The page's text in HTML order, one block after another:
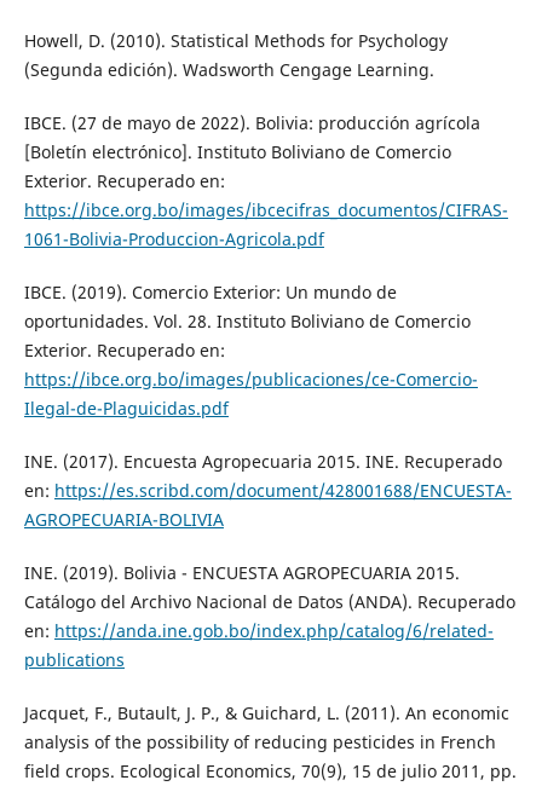
Howell, D. (2010). Statistical Methods for Psychology
(Segunda edición). Wadsworth Cengage Learning.
IBCE. (27 de mayo de 2022). Bolivia: producción agrícola
[Boletín electrónico]. Instituto Boliviano de Comercio
Exterior. Recuperado en:
https://ibce.org.bo/images/ibcecifras_documentos/CIFRAS-
1061-Bolivia-Produccion-Agricola.pdf
IBCE. (2019). Comercio Exterior: Un mundo de
oportunidades. Vol. 28. Instituto Boliviano de Comercio
Exterior. Recuperado en:
https://ibce.org.bo/images/publicaciones/ce-Comercio-
Ilegal-de-Plaguicidas.pdf
INE. (2017). Encuesta Agropecuaria 2015. INE. Recuperado
en: https://es.scribd.com/document/428001688/ENCUESTA-
AGROPECUARIA-BOLIVIA
INE. (2019). Bolivia - ENCUESTA AGROPECUARIA 2015.
Catálogo del Archivo Nacional de Datos (ANDA). Recuperado
en: https://anda.ine.gob.bo/index.php/catalog/6/related-
publications
Jacquet, F., Butault, J. P., & Guichard, L. (2011). An economic
analysis of the possibility of reducing pesticides in French
field crops. Ecological Economics, 70(9), 15 de julio 2011, pp.